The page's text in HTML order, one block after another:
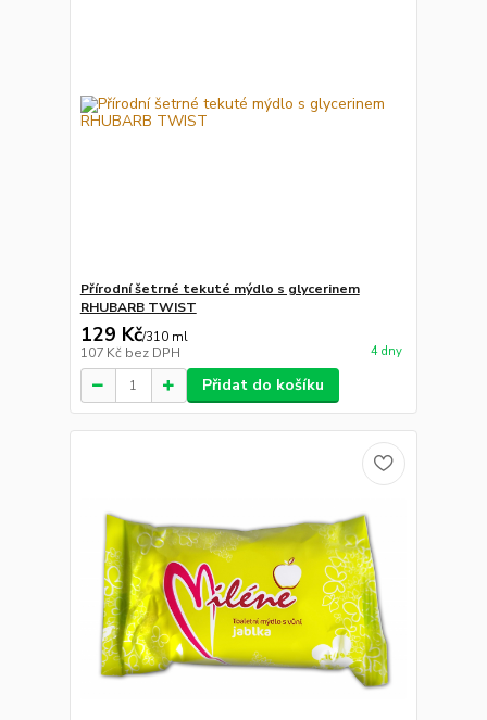
Přírodní šetrné tekuté mýdlo s glycerinem
RHUBARB TWIST
129 Kč/310 ml
107 Kč bez DPH 4 dny
Přidat do košíku